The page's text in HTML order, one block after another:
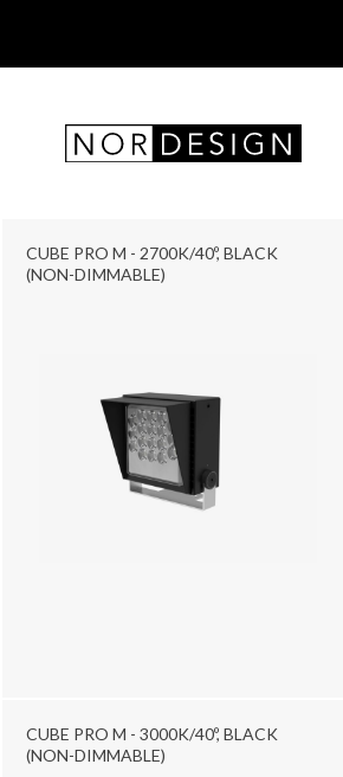
CUBE PRO M - 2700K/40º, BLACK
(NON-DIMMABLE)
CUBE PRO M - 3000K/40º, BLACK
(NON-DIMMABLE)